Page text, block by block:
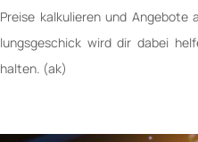
Preise kalkulieren und Angebote
lungs­geschick wird dir dabei
halten. (ak)